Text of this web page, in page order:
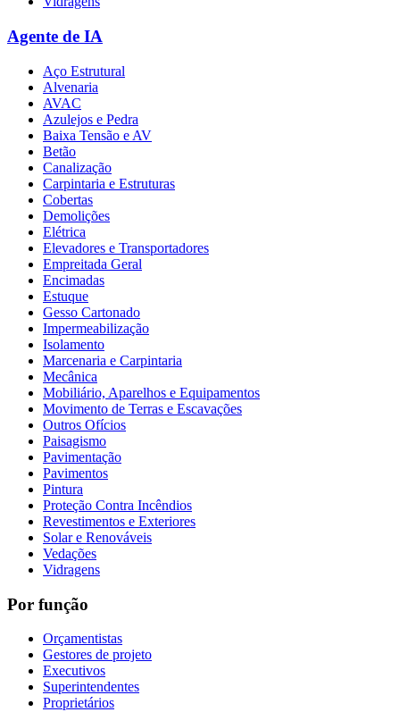
Agente de IA
Aço Estrutural
Alvenaria
AVAC
Azulejos e Pedra
Baixa Tensão e AV
Betão
Canalização
Carpintaria e Estruturas
Cobertas
Demolições
Elétrica
Elevadores e Transportadores
Empreitada Geral
Encimadas
Estuque
Gesso Cartonado
Impermeabilização
Isolamento
Marcenaria e Carpintaria
Mecânica
Mobiliário, Aparelhos e Equipamentos
Movimento de Terras e Escavações
Outros Ofícios
Paisagismo
Pavimentação
Pavimentos
Pintura
Proteção Contra Incêndios
Revestimentos e Exteriores
Solar e Renováveis
Vedações
Vidragens
Por função
Orçamentistas
Gestores de projeto
Executivos
Superintendentes
Proprietários